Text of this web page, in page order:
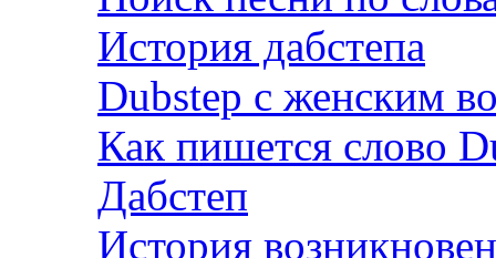
История дабстепа
Dubstep с женским
Как пишется слово
Дабстеп
История